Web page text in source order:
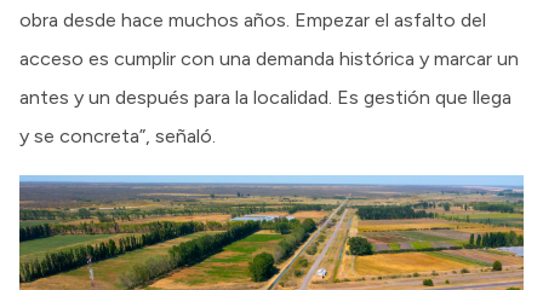
obra desde hace muchos años. Empezar el asfalto del
acceso es cumplir con una demanda histórica y marcar un
antes y un después para la localidad. Es gestión que llega
y se concreta”, señaló.